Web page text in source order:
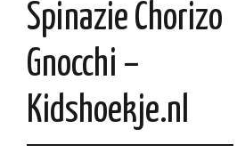
Spinazie Chorizo
Gnocchi –
Kidshoekje.nl